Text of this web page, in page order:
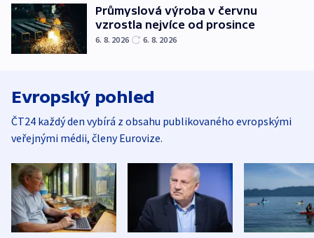
Průmyslová výroba v červnu
vzrostla nejvíce od prosince
6. 8. 2026 6. 8. 2026
Evropský pohled
ČT24 každý den vybírá z obsahu publikovaného evropskými
veřejnými médii, členy Eurovize.